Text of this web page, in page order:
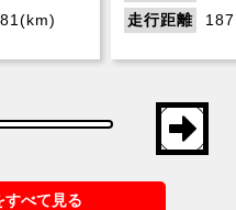
走行距離
すべて見る